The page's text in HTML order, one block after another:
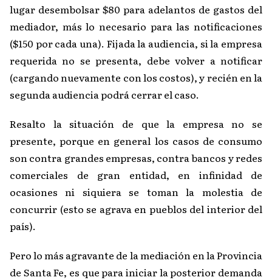
lugar desembolsar $80 para adelantos de gastos del
mediador, más lo necesario para las notificaciones
($150 por cada una). Fijada la audiencia, si la empresa
requerida no se presenta, debe volver a notificar
(cargando nuevamente con los costos), y recién en la
segunda audiencia podrá cerrar el caso.
Resalto la situación de que la empresa no se
presente, porque en general los casos de consumo
son contra grandes empresas, contra bancos y redes
comerciales de gran entidad, en infinidad de
ocasiones ni siquiera se toman la molestia de
concurrir (esto se agrava en pueblos del interior del
país).
Pero lo más agravante de la mediación en la Provincia
de Santa Fe, es que para iniciar la posterior demanda